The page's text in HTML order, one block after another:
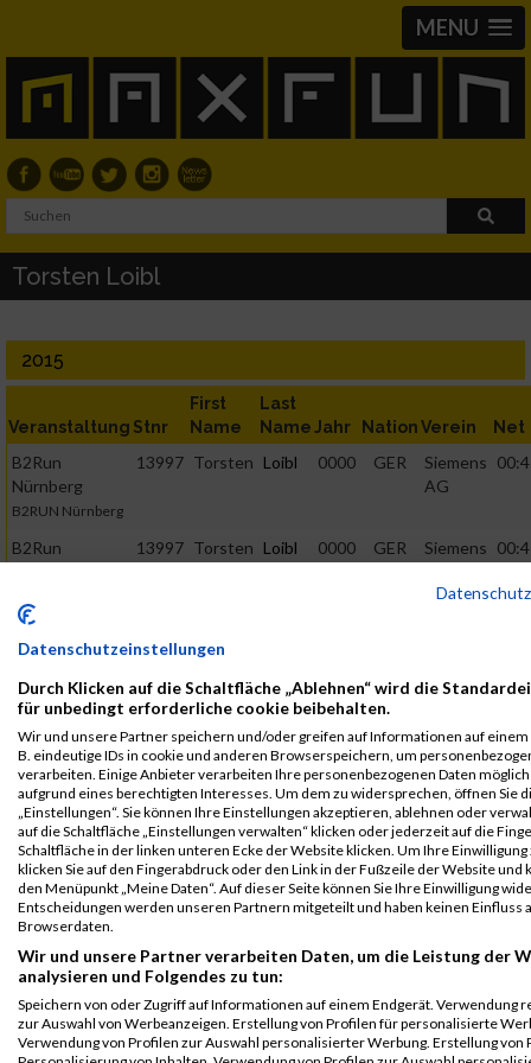
MENU
Torsten Loibl
2015
Veranstaltung Stnr
First
Name
Last
NameJahr NationVerein Net
B2Run
Nürnberg
B2RUN Nürnberg
13997 Torsten Loibl 0000 GER
Siemens
AG
B2Run
männlich
13997 Torsten Loibl 0000 GER
Siemens
B2Run
Nürnberg
Teamwertung
männlich
13997 Torsten
AG
B2Run
Nürnberg
Teamwertung
mixed
13997 Torsten Loibl 0000 GER
Siemens
AG
Legende:
GPos = Geschlechter Position, KPos = Kategorie Position, TPos =
Team Position, DNS = Did not start, DNF = Did not finish, DQ =
Disqualifiziert
Datenschutzeinstellungen
Durch Klicken auf die Schaltfläche „Ablehnen“ wird die
für unbedingt erforderliche cookie beibehalten.
Wir und unsere Partner speichern und/oder greifen auf Informationen auf einem
B. eindeutige IDs in cookie und anderen Browserspeichern, um
verarbeiten. Einige Anbieter verarbeiten Ihre personenbezogenen Daten
aufgrund eines berechtigten Interesses. Um dem zu widersprechen, öffnen Sie
„Einstellungen“. Sie können Ihre Einstellungen akzeptieren, ablehnen oder
auf die Schaltfläche „Einstellungen verwalten“ klicken oder jederzeit auf die
Schaltfläche in der linken unteren Ecke der Website klicken. Um Ihre
klicken Sie auf den Fingerabdruck oder den Link in der Fußzeile der Website und
den Menüpunkt „Meine Daten“. Auf dieser Seite können Sie Ihre Einwilligung
Entscheidungen werden unseren Partnern mitgeteilt und haben keinen Einfluss
Browserdaten.
Wir und unsere Partner verarbeiten Daten, um die Leistung der
analysieren und Folgendes zu tun:
Speichern von oder Zugriff auf Informationen auf einem Endgerät. Verwendung
zur Auswahl von Werbeanzeigen. Erstellung von Profilen für personalisierte
Verwendung von Profilen zur Auswahl personalisierter Werbung. Erstellung von